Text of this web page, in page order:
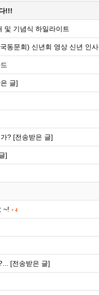
!!!
및 기념식 하일라이트
동문회) 신년회 영상 신년 인사
글]
? [전송받은 글]
]
~! + 4
[전송받은 글]